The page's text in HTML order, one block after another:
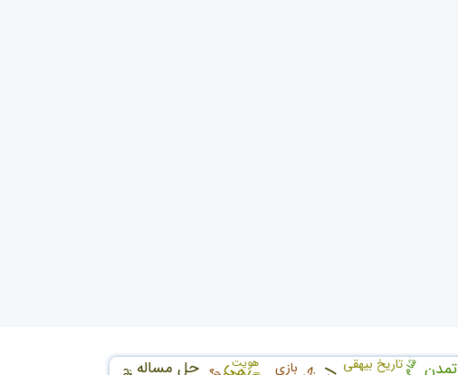
حل مساله تمدن تاریخ بیهقی بازی هویت َشام